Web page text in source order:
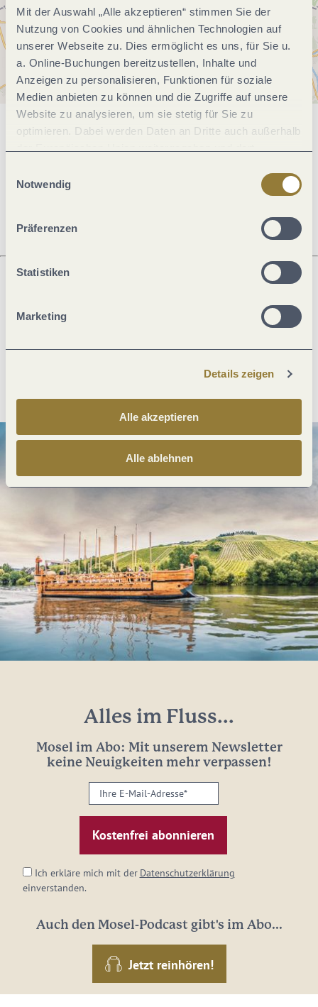
Mit der Auswahl „Alle akzeptieren“ stimmen Sie der
Nutzung von Cookies und ähnlichen Technologien auf
unserer Webseite zu. Dies ermöglicht es uns, für Sie u.
a. Online-Buchungen bereitzustellen, Inhalte und
Anzeigen zu personalisieren, Funktionen für soziale
Medien anbieten zu können und die Zugriffe auf unsere
Website zu analysieren, um sie stetig für Sie zu
optimieren. Dabei werden Daten an Dritte auch außerhalb
jederzeit widerrufen werden. Mit der Auswahl "Alle
ablehnen" kann es zu Beeinträchtigungen in der Nutzung
Notwendig
Präferenzen
Statistiken
Marketing
Details zeigen
Alle akzeptieren
Alle ablehnen
Allgemeine Informationen
Öffnungszeiten
PDF erzeugen
Alles im Fluss...
Mosel im Abo: Mit unserem Newsletter
keine Neuigkeiten mehr verpassen!
Ihre
E-
Mail-
Adresse:
Ich erkläre mich mit der Datenschutzerklärung
einverstanden.
Auch den Mosel-Podcast gibt's im Abo...
Jetzt reinhören!